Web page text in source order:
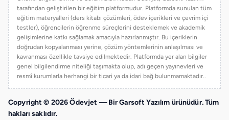
tarafından geliştirilen bir eğitim platformudur. Platformda sunulan tüm
eğitim materyalleri (ders kitabı çözümleri, ödev içerikleri ve çevrim içi
testler), öğrencilerin öğrenme süreçlerini desteklemek ve akademik
gelişimlerine katkı sağlamak amacıyla hazırlanmıştır. Bu içeriklerin
doğrudan kopyalanması yerine, çözüm yöntemlerinin anlaşılması ve
kavranması özellikle tavsiye edilmektedir. Platformda yer alan bilgiler
genel bilgilendirme niteliği taşımakta olup, adı geçen yayınevleri ve
resmî kurumlarla herhangi bir ticari ya da idari bağ bulunmamaktadır..
Copyright © 2026 Ödevjet — Bir Garsoft Yazılım ürünüdür. Tüm
hakları saklıdır.